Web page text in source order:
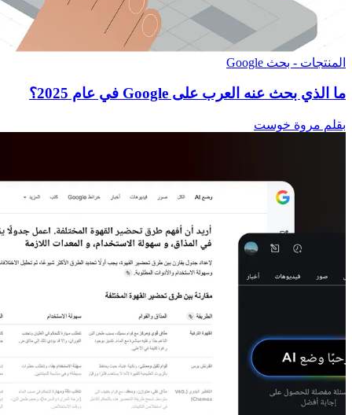
المنتجات - بحث Google
ما الذي بحث عنه العرب على Google في عام 2025؟
بقلم مروة خوست